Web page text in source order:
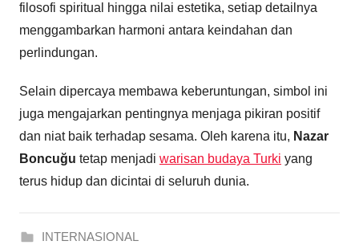
filosofi spiritual hingga nilai estetika, setiap detailnya
menggambarkan harmoni antara keindahan dan
perlindungan.
Selain dipercaya membawa keberuntungan, simbol ini
juga mengajarkan pentingnya menjaga pikiran positif
dan niat baik terhadap sesama. Oleh karena itu, Nazar
Boncuğu tetap menjadi warisan budaya Turki yang
terus hidup dan dicintai di seluruh dunia.
INTERNASIONAL